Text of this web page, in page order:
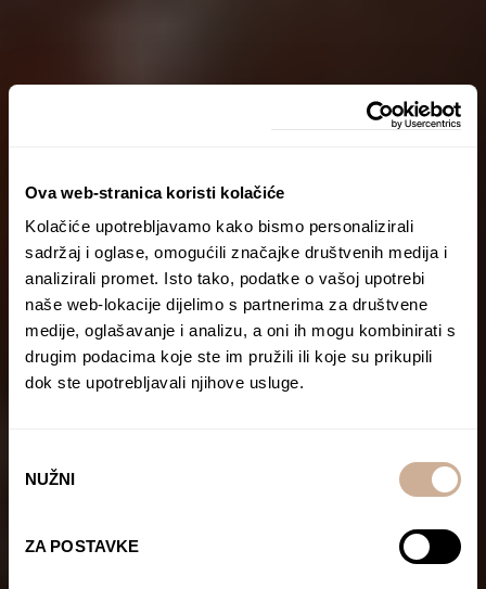
Ova web-stranica koristi kolačiće
Kolačiće upotrebljavamo kako bismo personalizirali
sadržaj i oglase, omogućili značajke društvenih medija i
analizirali promet. Isto tako, podatke o vašoj upotrebi
naše web-lokacije dijelimo s partnerima za društvene
medije, oglašavanje i analizu, a oni ih mogu kombinirati s
drugim podacima koje ste im pružili ili koje su prikupili
dok ste upotrebljavali njihove usluge.
pristanka
NUŽNI
ZA POSTAVKE